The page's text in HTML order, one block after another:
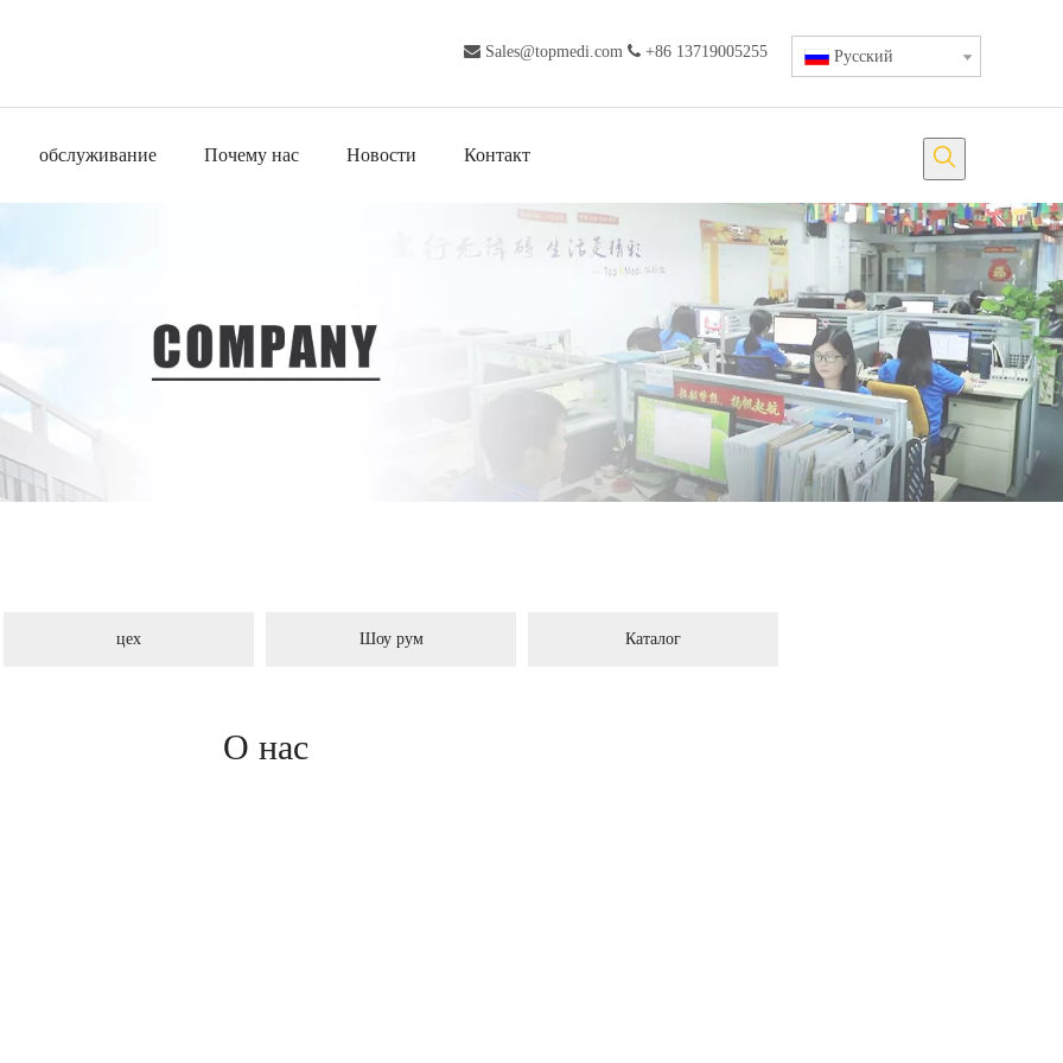
 Sales@topmedi.com +86 13719005255 Pусский
обслуживание Почему нас Новости Контакт
цех Шоу рум Каталог
О нас